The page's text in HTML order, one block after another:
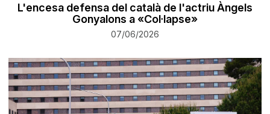
L'encesa defensa del català de l'actriu Àngels
Gonyalons a «Col·lapse»
07/06/2026